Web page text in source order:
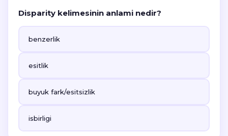
Disparity kelimesinin anlami nedir?
benzerlik
esitlik
buyuk fark/esitsizlik
isbirligi